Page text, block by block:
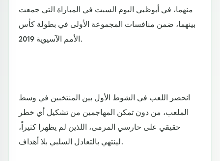
منهما، في أبوظبي اليوم السبت في المباراة التي جمعت
بينهما، ضمن منافسات المجموعة الأولى في بطولة كأس
الأمم الآسيوية 2019.
انحصر اللعب في الشوط الأول بين المنتخبين في وسط
الملعب، من دون تمكن المهاجمين من تشكيل أي خطر
حقيقي على حارسي المرمى، اللذين لم يظهرا كثيراً،
لينتهي بالتعادل السلبي بلا أهداف.